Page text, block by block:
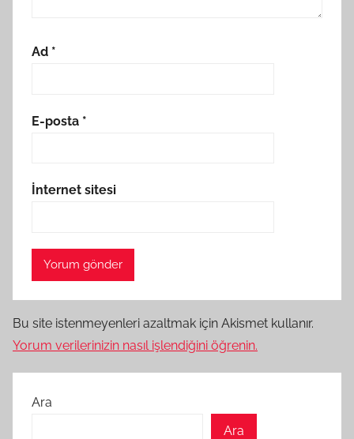
Ad *
E-posta *
İnternet sitesi
Bu site istenmeyenleri azaltmak için Akismet kullanır.
Yorum verilerinizin nasıl işlendiğini öğrenin.
Ara
Ara